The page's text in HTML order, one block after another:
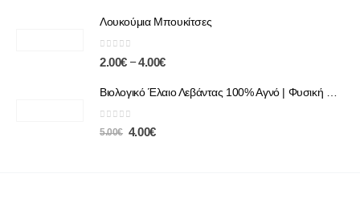
Λουκούμια Μπουκίτσες
0out of 5
2.00€ – 4.00€
0 out of 5
5.00€ 4.00€